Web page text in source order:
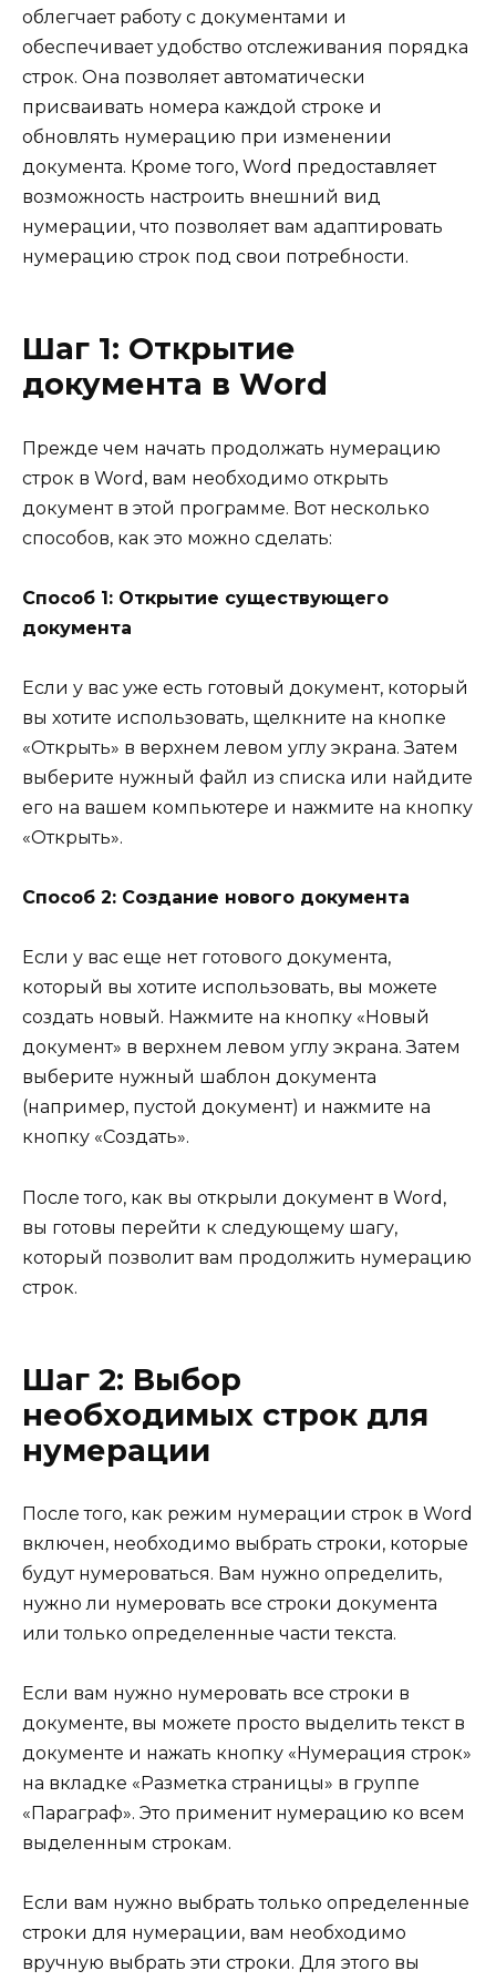
облегчает работу с документами и
обеспечивает удобство отслеживания порядка
строк. Она позволяет автоматически
присваивать номера каждой строке и
обновлять нумерацию при изменении
документа. Кроме того, Word предоставляет
возможность настроить внешний вид
нумерации, что позволяет вам адаптировать
нумерацию строк под свои потребности.
Шаг 1: Открытие
документа в Word
Прежде чем начать продолжать нумерацию
строк в Word, вам необходимо открыть
документ в этой программе. Вот несколько
способов, как это можно сделать:
Способ 1: Открытие существующего
документа
Если у вас уже есть готовый документ, который
вы хотите использовать, щелкните на кнопке
«Открыть» в верхнем левом углу экрана. Затем
выберите нужный файл из списка или найдите
его на вашем компьютере и нажмите на кнопку
«Открыть».
Способ 2: Создание нового документа
Если у вас еще нет готового документа,
который вы хотите использовать, вы можете
создать новый. Нажмите на кнопку «Новый
документ» в верхнем левом углу экрана. Затем
выберите нужный шаблон документа
(например, пустой документ) и нажмите на
кнопку «Создать».
После того, как вы открыли документ в Word,
вы готовы перейти к следующему шагу,
который позволит вам продолжить нумерацию
строк.
Шаг 2: Выбор
необходимых строк для
нумерации
После того, как режим нумерации строк в Word
включен, необходимо выбрать строки, которые
будут нумероваться. Вам нужно определить,
нужно ли нумеровать все строки документа
или только определенные части текста.
Если вам нужно нумеровать все строки в
документе, вы можете просто выделить текст в
документе и нажать кнопку «Нумерация строк»
на вкладке «Разметка страницы» в группе
«Параграф». Это применит нумерацию ко всем
выделенным строкам.
Если вам нужно выбрать только определенные
строки для нумерации, вам необходимо
вручную выбрать эти строки. Для этого вы